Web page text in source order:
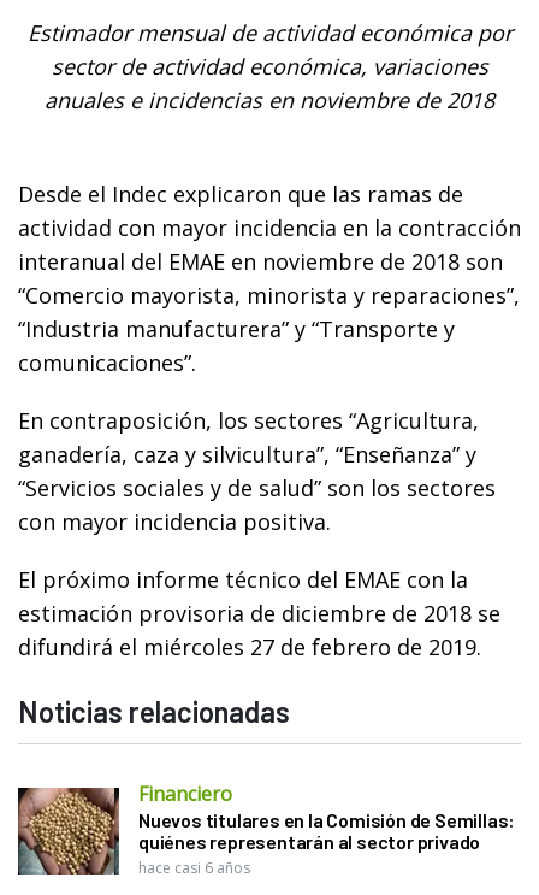
Estimador mensual de actividad económica por
sector de actividad económica, variaciones
anuales e incidencias en noviembre de 2018
Desde el Indec explicaron que las ramas de
actividad con mayor incidencia en la contracción
interanual del EMAE en noviembre de 2018 son
“Comercio mayorista, minorista y reparaciones”,
“Industria manufacturera” y “Transporte y
comunicaciones”.
En contraposición, los sectores “Agricultura,
ganadería, caza y silvicultura”, “Enseñanza” y
“Servicios sociales y de salud” son los sectores
con mayor incidencia positiva.
El próximo informe técnico del EMAE con la
estimación provisoria de diciembre de 2018 se
difundirá el miércoles 27 de febrero de 2019.
Noticias relacionadas
Financiero
Nuevos titulares en la Comisión de Semillas:
quiénes representarán al sector privado
hace casi 6 años